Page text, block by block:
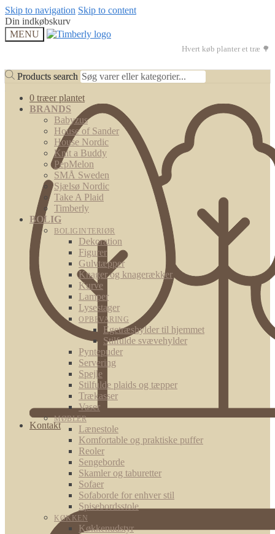
Skip to navigation Skip to content
Din indkøbskurv
MENU
Hvert køb planter et træ 🌳
Products search
0 træer plantet
Kontakt
Products search
BRANDS
Babyzus
House of Sander
House Nordic
Knit a Buddy
PepMelon
SMÅ Sweden
Sjælsø Nordic
Take A Plaid
Timberly
BOLIG
BOLIGINTERIØR
Dekoration
Figurer
Gulvtæpper
Knager og knagerækker
Kurve
Lamper
Lysestager
OPBEVARING
Egetræshylder til hjemmet
Stilfulde svævehylder
Pyntepuder
Servering
Spejle
Stilfulde plaids og tæpper
Trækasser
Vaser
MØBLER
Lænestole
Komfortable og praktiske puffer
Reoler
Sengeborde
Skamler og taburetter
Sofaer
Sofaborde for enhver stil
Spisebordsstole
KØKKEN
Køkkenudstyr